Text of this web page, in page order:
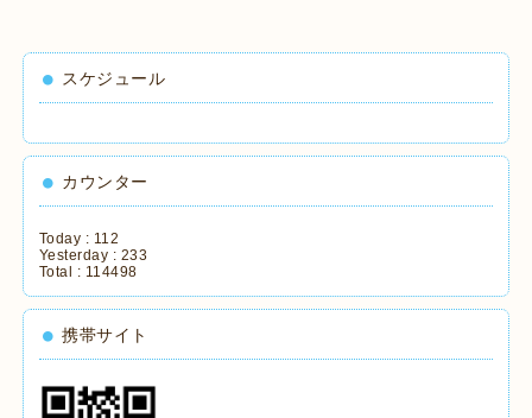
スケジュール
カウンター
Today : 112
Yesterday : 233
Total : 114498
携帯サイト